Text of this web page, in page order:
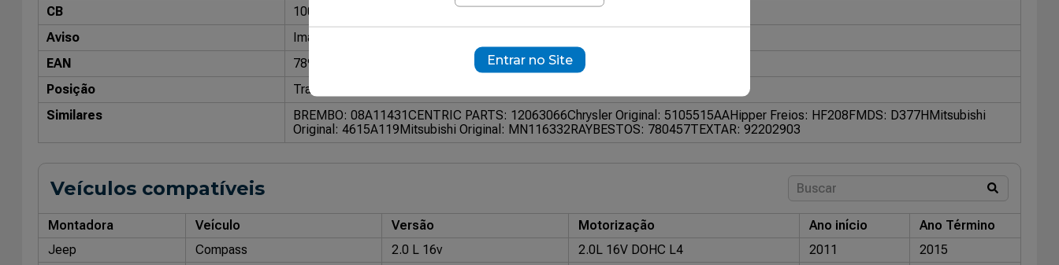
Entrar no Site
CB
10029800475
Aviso
Imagens meramente ilustrativas.
EAN
7893233050866
Posição
Traseiro
Similares
BREMBO: 08A11431CENTRIC PARTS: 12063066Chrysler Original: 5105515AAHipper Freios: HF208FMDS: D377HMitsubishi
Original: 4615A119Mitsubishi Original: MN116332RAYBESTOS: 780457TEXTAR: 92202903
Veículos compatíveis
Montadora Veículo Versão Motorização Ano início
Ano Término
Jeep
Compass 2.0 L 16v 2.0L 16V DOHC L4 2011
2015